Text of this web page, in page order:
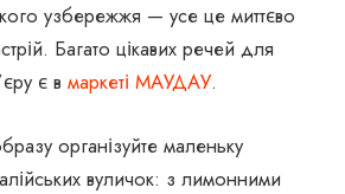
узбережжя — усе це миттєво
Багато цікавих речей для
є в маркеті МАУДАУ.
організуйте маленьку
вуличок: з лимонними